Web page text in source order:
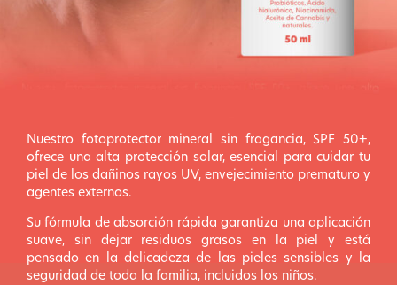
Nuestro fotoprotector mineral sin fragancia, SPF 50+,
ofrece una alta protección solar, esencial para cuidar tu
piel de los dañinos rayos UV, envejecimiento prematuro y
agentes externos.
Su fórmula de absorción rápida garantiza una aplicación
suave, sin dejar residuos grasos en la piel y está
pensado en la delicadeza de las pieles sensibles y la
seguridad de toda la familia, incluidos los niños.